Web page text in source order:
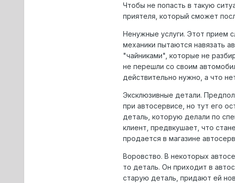
Чтобы не попасть в такую
приятеля, который сможет
Ненужные услуги. Этот прием
механики пытаются навязать
"чайниками", которые не
не перешли со своим
действительно нужно, а что
Эксклюзивные детали.
при автосервисе, но тут его
деталь, которую делали по
клиент, предвкушает, что
продается в магазине
Воровство. В некоторых
то деталь. Он приходит в
старую деталь, придают ей